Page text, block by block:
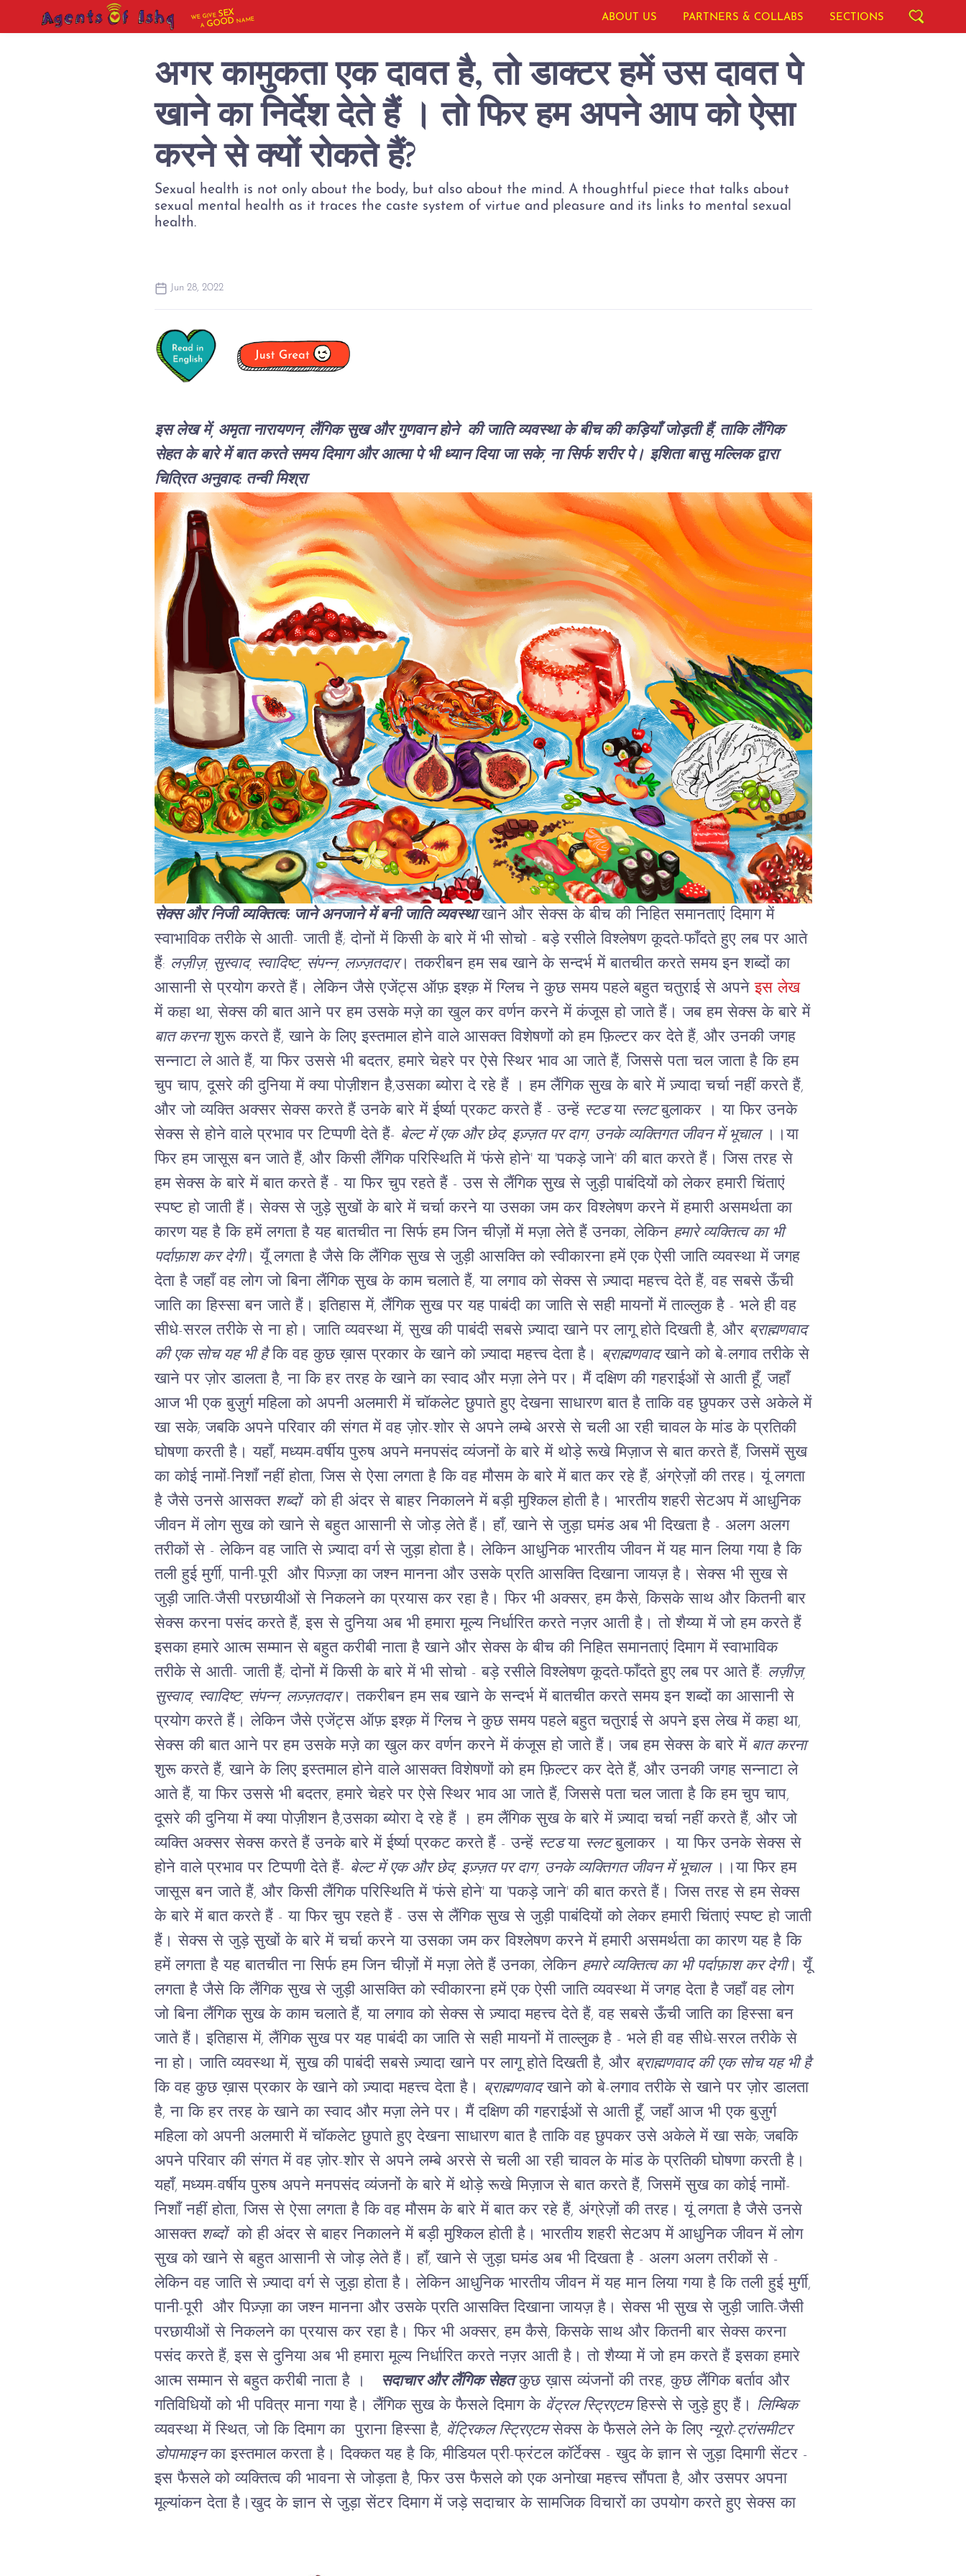
WE GIVESEX
AGOOD NAME ABOUT US PARTNERS & COLLABS SECTIONS
अगर कामुकता एक दावत है, तो डाक्टर हमें उस दावत पे
खाने का निर्देश देते हैं । तो फिर हम अपने आप को ऐसा
करने से क्यों रोकते हैं?
Sexual health is not only about the body, but also about the mind. A thoughtful piece that talks about
sexual mental health as it traces the caste system of virtue and pleasure and its links to mental sexual
health.
Jun 28, 2022
इस लेख में, अमृता नारायणन, लैंगिक सुख और गुणवान होने की जाति व्यवस्था के बीच की कड़ियाँ जोड़ती हैं, ताकि लैंगिक
सेहत के बारे में बात करते समय दिमाग और आत्मा पे भी ध्यान दिया जा सके, ना सिर्फ शरीर पे। इशिता बासु मल्लिक द्वारा
चित्रित अनुवाद: तन्वी मिश्रा
सेक्स और निजी व्यक्तित्व: जाने अनजाने में बनी जाति व्यवस्थाखाने और सेक्स के बीच की निहित समानताएं दिमाग में
स्वाभाविक तरीके से आती- जाती हैं; दोनों में किसी के बारे में भी सोचो - बड़े रसीले विश्लेषण कूदते-फाँदते हुए लब पर आते
हैं: लज़ीज़, सुस्वाद, स्वादिष्ट, संपन्न, लज़्ज़तदार। तकरीबन हम सब खाने के सन्दर्भ में बातचीत करते समय इन शब्दों का
आसानी से प्रयोग करते हैं। लेकिन जैसे एजेंट्स ऑफ़ इश्क़ में ग्लिच ने कुछ समय पहले बहुत चतुराई से अपनेइस लेख
में कहा था, सेक्स की बात आने पर हम उसके मज़े का खुल कर वर्णन करने में कंजूस हो जाते हैं।
जब हम सेक्स के बारे में
बात करनाशुरू करते हैं, खाने के लिए इस्तमाल होने वाले आसक्त विशेषणों को हम फ़िल्टर कर देते हैं, और उनकी जगह
सन्नाटा ले आते हैं, या फिर उससे भी बदतर, हमारे चेहरे पर ऐसे स्थिर भाव आ जाते हैं, जिससे पता चल जाता है कि हम
चुप चाप, दूसरे की दुनिया में क्या पोज़ीशन है,उसका ब्योरा दे रहे हैं । हम लैंगिक सुख के बारे में ज़्यादा चर्चा नहीं करते हैं,
और जो व्यक्ति अक्सर सेक्स करते हैं उनके बारे में ईर्ष्या प्रकट करते हैं - उन्हें स्टडया स्लटबुलाकर । या फिर उनके
सेक्स से होने वाले प्रभाव पर टिप्पणी देते हैं- बेल्ट में एक और छेद, इज़्ज़त पर दाग, उनके व्यक्तिगत जीवन में भूचाल ।।या
फिर हम जासूस बन जाते हैं, और किसी लैंगिक परिस्थिति में 'फंसे होने' या 'पकड़े जाने' की बात करते हैं। जिस तरह से
हम सेक्स के बारे में बात करते हैं - या फिर चुप रहते हैं - उस से लैंगिक सुख से जुड़ी पाबंदियों को लेकर हमारी चिंताएं
स्पष्ट हो जाती हैं। सेक्स से जुड़े सुखों के बारे में चर्चा करने या उसका जम कर विश्लेषण करने में हमारी असमर्थता का
कारण यह है कि हमें लगता है यह बातचीत ना सिर्फ हम जिन चीज़ों में मज़ा लेते हैं उनका, लेकिन हमारे व्यक्तित्व का भी
पर्दाफ़ाश कर देगी।
यूँ लगता है जैसे कि लैंगिक सुख से जुड़ी आसक्ति को स्वीकारना हमें एक ऐसी जाति व्यवस्था में जगह
देता है जहाँ वह लोग जो बिना लैंगिक सुख के काम चलाते हैं, या लगाव को सेक्स से ज़्यादा महत्त्व देते हैं, वह सबसे ऊँची
जाति का हिस्सा बन जाते हैं। इतिहास में, लैंगिक सुख पर यह पाबंदी का जाति से सही मायनों में ताल्लुक है - भले ही वह
सीधे-सरल तरीके से ना हो।
जाति व्यवस्था में, सुख की पाबंदी सबसे ज़्यादा खाने पर लागू होते दिखती है, और ब्राह्मणवाद
की एक सोच यह भी हैकि वह कुछ ख़ास प्रकार के खाने को ज़्यादा महत्त्व देता है। ब्राह्मणवादखाने को बे-लगाव तरीके से
खाने पर ज़ोर डालता है, ना कि हर तरह के खाने का स्वाद और मज़ा लेने पर। मैं दक्षिण की गहराईओं से आती हूँ, जहाँ
आज भी एक बुज़ुर्ग महिला को अपनी अलमारी में चॉकलेट छुपाते हुए देखना साधारण बात है ताकि वह छुपकर उसे अकेले में
खा सके; जबकि अपने परिवार की संगत में वह ज़ोर-शोर से अपने लम्बे अरसे से चली आ रही चावल के मांड के प्रतिकी
घोषणा करती है। यहाँ, मध्यम-वर्षीय पुरुष अपने मनपसंद व्यंजनों के बारे में थोड़े रूखे मिज़ाज से बात करते हैं, जिसमें सुख
का कोई नामों-निशाँ नहीं होता, जिस से ऐसा लगता है कि वह मौसम के बारे में बात कर रहे हैं, अंग्रेज़ों की तरह। यूं लगता
है जैसे उनसे आसक्त शब्दोंको ही अंदर से बाहर निकालने में बड़ी मुश्किल होती है।
भारतीय शहरी सेटअप में आधुनिक
जीवन में लोग सुख को खाने से बहुत आसानी से जोड़ लेते हैं। हाँ, खाने से जुड़ा घमंड अब भी दिखता है - अलग अलग
तरीकों से - लेकिन वह जाति से ज़्यादा वर्ग से जुड़ा होता है। लेकिन आधुनिक भारतीय जीवन में यह मान लिया गया है कि
तली हुई मुर्गी, पानी-पूरी और पिज़्ज़ा का जश्न मानना और उसके प्रति आसक्ति दिखाना जायज़ है।
सेक्स भी सुख से
जुड़ी जाति-जैसी परछायीओं से निकलने का प्रयास कर रहा है। फिर भी अक्सर, हम कैसे, किसके साथ और कितनी बार
सेक्स करना पसंद करते हैं, इस से दुनिया अब भी हमारा मूल्य निर्धारित करते नज़र आती है। तो शैय्या में जो हम करते हैं
इसका हमारे आत्म सम्मान से बहुत करीबी नाता है खाने और सेक्स के बीच की निहित समानताएं दिमाग में स्वाभाविक
तरीके से आती- जाती हैं; दोनों में किसी के बारे में भी सोचो - बड़े रसीले विश्लेषण कूदते-फाँदते हुए लब पर आते हैं: लज़ीज़,
सुस्वाद, स्वादिष्ट, संपन्न, लज़्ज़तदार। तकरीबन हम सब खाने के सन्दर्भ में बातचीत करते समय इन शब्दों का आसानी से
प्रयोग करते हैं। लेकिन जैसे एजेंट्स ऑफ़ इश्क़ में ग्लिच ने कुछ समय पहले बहुत चतुराई से अपने इस लेख में कहा था,
सेक्स की बात आने पर हम उसके मज़े का खुल कर वर्णन करने में कंजूस हो जाते हैं।
जब हम सेक्स के बारे में बात करना
शुरू करते हैं, खाने के लिए इस्तमाल होने वाले आसक्त विशेषणों को हम फ़िल्टर कर देते हैं, और उनकी जगह सन्नाटा ले
आते हैं, या फिर उससे भी बदतर, हमारे चेहरे पर ऐसे स्थिर भाव आ जाते हैं, जिससे पता चल जाता है कि हम चुप चाप,
दूसरे की दुनिया में क्या पोज़ीशन है,उसका ब्योरा दे रहे हैं । हम लैंगिक सुख के बारे में ज़्यादा चर्चा नहीं करते हैं, और जो
व्यक्ति अक्सर सेक्स करते हैं उनके बारे में ईर्ष्या प्रकट करते हैं - उन्हें स्टडया स्लटबुलाकर । या फिर उनके सेक्स से
होने वाले प्रभाव पर टिप्पणी देते हैं- बेल्ट में एक और छेद, इज़्ज़त पर दाग, उनके व्यक्तिगत जीवन में भूचाल ।।या फिर हम
जासूस बन जाते हैं, और किसी लैंगिक परिस्थिति में 'फंसे होने' या 'पकड़े जाने' की बात करते हैं। जिस तरह से हम सेक्स
के बारे में बात करते हैं - या फिर चुप रहते हैं - उस से लैंगिक सुख से जुड़ी पाबंदियों को लेकर हमारी चिंताएं स्पष्ट हो जाती
हैं। सेक्स से जुड़े सुखों के बारे में चर्चा करने या उसका जम कर विश्लेषण करने में हमारी असमर्थता का कारण यह है कि
हमें लगता है यह बातचीत ना सिर्फ हम जिन चीज़ों में मज़ा लेते हैं उनका, लेकिन हमारे व्यक्तित्व का भी पर्दाफ़ाश कर देगी।
यूँ
लगता है जैसे कि लैंगिक सुख से जुड़ी आसक्ति को स्वीकारना हमें एक ऐसी जाति व्यवस्था में जगह देता है जहाँ वह लोग
जो बिना लैंगिक सुख के काम चलाते हैं, या लगाव को सेक्स से ज़्यादा महत्त्व देते हैं, वह सबसे ऊँची जाति का हिस्सा बन
जाते हैं। इतिहास में, लैंगिक सुख पर यह पाबंदी का जाति से सही मायनों में ताल्लुक है - भले ही वह सीधे-सरल तरीके से
ना हो।
जाति व्यवस्था में, सुख की पाबंदी सबसे ज़्यादा खाने पर लागू होते दिखती है, और ब्राह्मणवाद की एक सोच यह भी है
कि वह कुछ ख़ास प्रकार के खाने को ज़्यादा महत्त्व देता है।
ब्राह्मणवादखाने को बे-लगाव तरीके से खाने पर ज़ोर डालता
है, ना कि हर तरह के खाने का स्वाद और मज़ा लेने पर। मैं दक्षिण की गहराईओं से आती हूँ, जहाँ आज भी एक बुज़ुर्ग
महिला को अपनी अलमारी में चॉकलेट छुपाते हुए देखना साधारण बात है ताकि वह छुपकर उसे अकेले में खा सके; जबकि
अपने परिवार की संगत में वह ज़ोर-शोर से अपने लम्बे अरसे से चली आ रही चावल के मांड के प्रतिकी घोषणा करती है।
यहाँ, मध्यम-वर्षीय पुरुष अपने मनपसंद व्यंजनों के बारे में थोड़े रूखे मिज़ाज से बात करते हैं, जिसमें सुख का कोई नामों-
निशाँ नहीं होता, जिस से ऐसा लगता है कि वह मौसम के बारे में बात कर रहे हैं, अंग्रेज़ों की तरह। यूं लगता है जैसे उनसे
आसक्त शब्दोंको ही अंदर से बाहर निकालने में बड़ी मुश्किल होती है।
भारतीय शहरी सेटअप में आधुनिक जीवन में लोग
सुख को खाने से बहुत आसानी से जोड़ लेते हैं। हाँ, खाने से जुड़ा घमंड अब भी दिखता है - अलग अलग तरीकों से -
लेकिन वह जाति से ज़्यादा वर्ग से जुड़ा होता है। लेकिन आधुनिक भारतीय जीवन में यह मान लिया गया है कि तली हुई मुर्गी,
पानी-पूरी और पिज़्ज़ा का जश्न मानना और उसके प्रति आसक्ति दिखाना जायज़ है।
सेक्स भी सुख से जुड़ी जाति-जैसी
परछायीओं से निकलने का प्रयास कर रहा है। फिर भी अक्सर, हम कैसे, किसके साथ और कितनी बार सेक्स करना
पसंद करते हैं, इस से दुनिया अब भी हमारा मूल्य निर्धारित करते नज़र आती है। तो शैय्या में जो हम करते हैं इसका हमारे
आत्म सम्मान से बहुत करीबी नाता है ।
सदाचार और लैंगिक सेहतकुछ ख़ास व्यंजनों की तरह, कुछ लैंगिक बर्ताव और
गतिविधियों को भी पवित्र माना गया है।लैंगिक सुख के फैसले दिमाग के वेंट्रल स्ट्रिएटमहिस्से से जुड़े हुए हैं। लिम्बिक
व्यवस्था में स्थित, जो कि दिमाग का पुराना हिस्सा है, वेंट्रिकल स्ट्रिएटमसेक्स के फैसले लेने के लिए न्यूरो-ट्रांसमीटर
डोपामाइनका इस्तमाल करता है।
दिक्कत यह है कि, मीडियल प्री-फ्रंटल कॉर्टेक्स - खुद के ज्ञान से जुड़ा दिमागी सेंटर -
इस फैसले को व्यक्तित्व की भावना से जोड़ता है, फिर उस फैसले को एक अनोखा महत्त्व सौंपता है, और उसपर अपना
मूल्यांकन देता है।खुद के ज्ञान से जुड़ा सेंटर दिमाग में जड़े सदाचार के सामजिक विचारों का उपयोग करते हुए सेक्स का